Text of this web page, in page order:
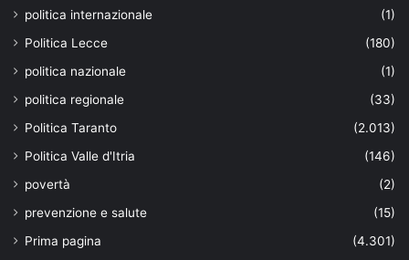
politica internazionale
(1)
Politica Lecce
(180)
politica nazionale
(1)
politica regionale
(33)
Politica Taranto
(2.013)
Politica Valle d'Itria
(146)
povertà
(2)
prevenzione e salute
(15)
Prima pagina
(4.301)